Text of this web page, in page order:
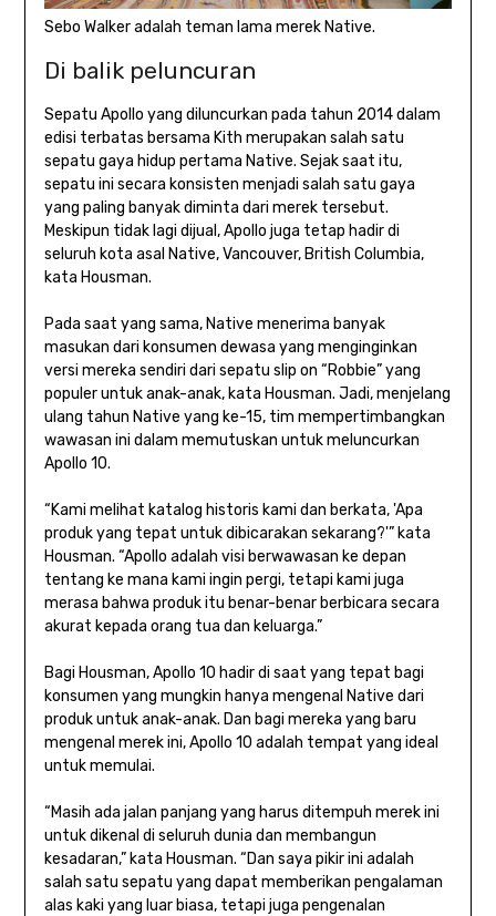
Sebo Walker adalah teman lama merek Native.
Di balik peluncuran
Sepatu Apollo yang diluncurkan pada tahun 2014 dalam
edisi terbatas bersama Kith merupakan salah satu
sepatu gaya hidup pertama Native. Sejak saat itu,
sepatu ini secara konsisten menjadi salah satu gaya
yang paling banyak diminta dari merek tersebut.
Meskipun tidak lagi dijual, Apollo juga tetap hadir di
seluruh kota asal Native, Vancouver, British Columbia,
kata Housman.
Pada saat yang sama, Native menerima banyak
masukan dari konsumen dewasa yang menginginkan
versi mereka sendiri dari sepatu slip on “Robbie” yang
populer untuk anak-anak, kata Housman. Jadi, menjelang
ulang tahun Native yang ke-15, tim mempertimbangkan
wawasan ini dalam memutuskan untuk meluncurkan
Apollo 10.
“Kami melihat katalog historis kami dan berkata, 'Apa
produk yang tepat untuk dibicarakan sekarang?'” kata
Housman. “Apollo adalah visi berwawasan ke depan
tentang ke mana kami ingin pergi, tetapi kami juga
merasa bahwa produk itu benar-benar berbicara secara
akurat kepada orang tua dan keluarga.”
Bagi Housman, Apollo 10 hadir di saat yang tepat bagi
konsumen yang mungkin hanya mengenal Native dari
produk untuk anak-anak. Dan bagi mereka yang baru
mengenal merek ini, Apollo 10 adalah tempat yang ideal
untuk memulai.
“Masih ada jalan panjang yang harus ditempuh merek ini
untuk dikenal di seluruh dunia dan membangun
kesadaran,” kata Housman. “Dan saya pikir ini adalah
salah satu sepatu yang dapat memberikan pengalaman
alas kaki yang luar biasa, tetapi juga pengenalan